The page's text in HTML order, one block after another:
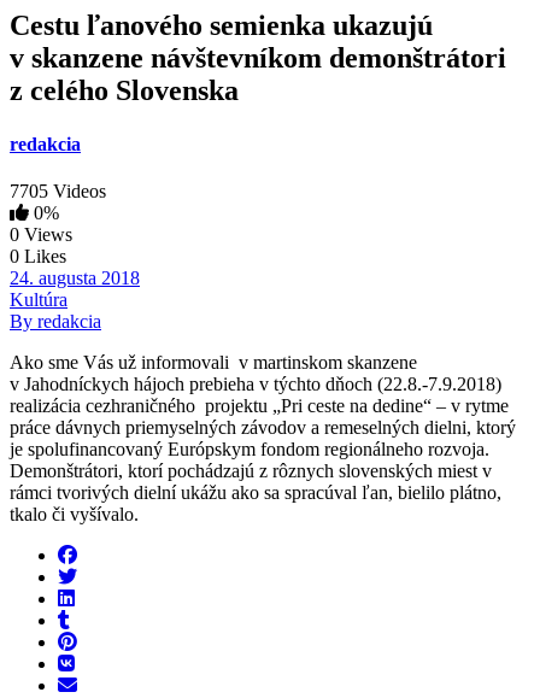
Cestu ľanového semienka ukazujú
v skanzene návštevníkom demonštrátori
z celého Slovenska
redakcia
7705 Videos
0%
0 Views
0 Likes
24. augusta 2018
Kultúra
By redakcia
Ako sme Vás už informovali v martinskom skanzene
v Jahodníckych hájoch prebieha v týchto dňoch (22.8.-7.9.2018)
realizácia cezhraničného projektu „Pri ceste na dedine“ – v rytme
práce dávnych priemyselných závodov a remeselných dielni, ktorý
je spolufinancovaný Európskym fondom regionálneho rozvoja.
Demonštrátori, ktorí pochádzajú z rôznych slovenských miest v
rámci tvorivých dielní ukážu ako sa spracúval ľan, bielilo plátno,
tkalo či vyšívalo.